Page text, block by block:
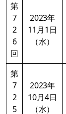
第
7
2
6
回
2023年
11月1日
（水）
第
7
2
5
2023年
10月4日
（水）